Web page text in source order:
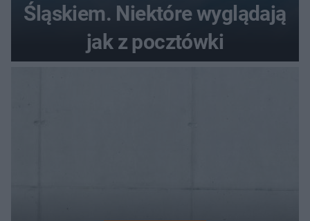
Śląskiem. Niektóre wyglądają
jak z pocztówki